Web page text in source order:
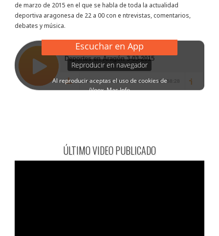
de marzo de 2015 en el que se habla de toda la actualidad
deportiva aragonesa de 22 a 00 con e ntrevistas, comentarios,
debates y música.
ÚLTIMO VIDEO PUBLICADO